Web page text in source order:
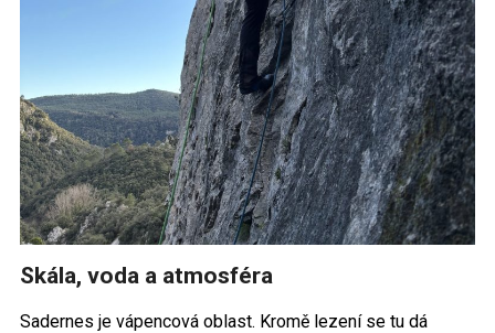
Skála, voda a atmosféra
Sadernes je vápencová oblast. Kromě lezení se tu dá